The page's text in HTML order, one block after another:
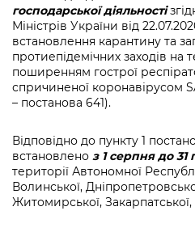
господарської діяльності
Міністрів України від
встановлення карантину та
протиепідемічних заходів на
поширенням гострої
спричиненої коронавірусом
– постанова 641).
Відповідно до пункту 1
встановлено з 1 серпня до 31
території Автономної
Волинської,
Житомирської, Закарпатської,